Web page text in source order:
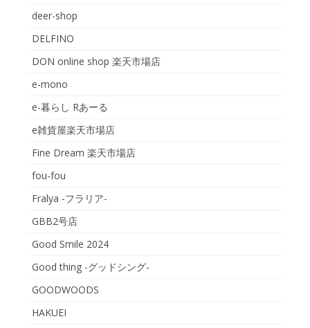
deer-shop
DELFINO
DON online shop 楽天市場店
e-mono
e-暮らし Rあーる
e雑貨屋楽天市場店
Fine Dream 楽天市場店
fou-fou
Fralya -フラリア-
GBB2号店
Good Smile 2024
Good thing -グッドシング-
GOODWOODS
HAKUEI